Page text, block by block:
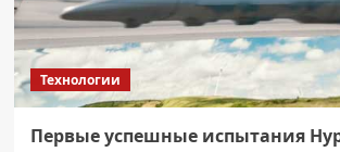
Технологии
Первые успешные испытания